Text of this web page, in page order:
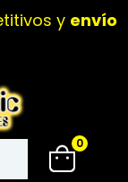
y envío
0